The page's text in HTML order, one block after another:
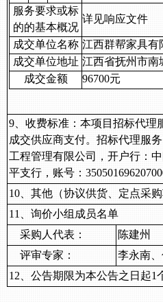
服务要求或标
的的基本概况
详见响应文件
成交单位名称 江西群帮家具有
成交单位地址 江西省抚州市南
成交金额 96700元
9、收费标准： 本项目招标代理
成交供应商支付。 招标代理服
工程管理有限公司，开户行：
平支行，账号：
10、其他（协议供货、定点采
11、询价小组成员名单
采购人代表：
陈建州
评审专家：
李永南
12、公告期限为本公告之日起1